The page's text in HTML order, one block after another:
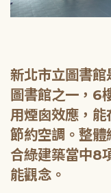
新北市立圖書
圖書館之一，6
用煙囪效應，
節約空調。整
合綠建築當中8
能觀念。